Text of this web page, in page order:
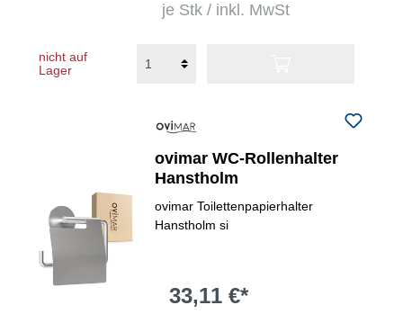
je Stk / inkl. MwSt
nicht auf
Lager
ovimar WC-Rollenhalter
Hanstholm
ovimar Toilettenpapierhalter
Hanstholm si
33,11 €*